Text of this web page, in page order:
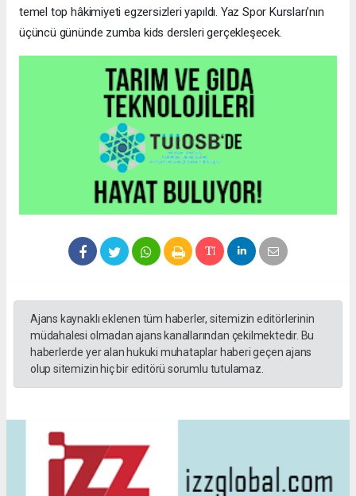
temel top hâkimiyeti egzersizleri yapıldı. Yaz Spor Kursları’nın
üçüncü gününde zumba kids dersleri gerçekleşecek.
Ajans kaynaklı eklenen tüm haberler, sitemizin editörlerinin
müdahalesi olmadan ajans kanallarından çekilmektedir. Bu
haberlerde yer alan hukuki muhataplar haberi geçen ajans
olup sitemizin hiç bir editörü sorumlu tutulamaz.